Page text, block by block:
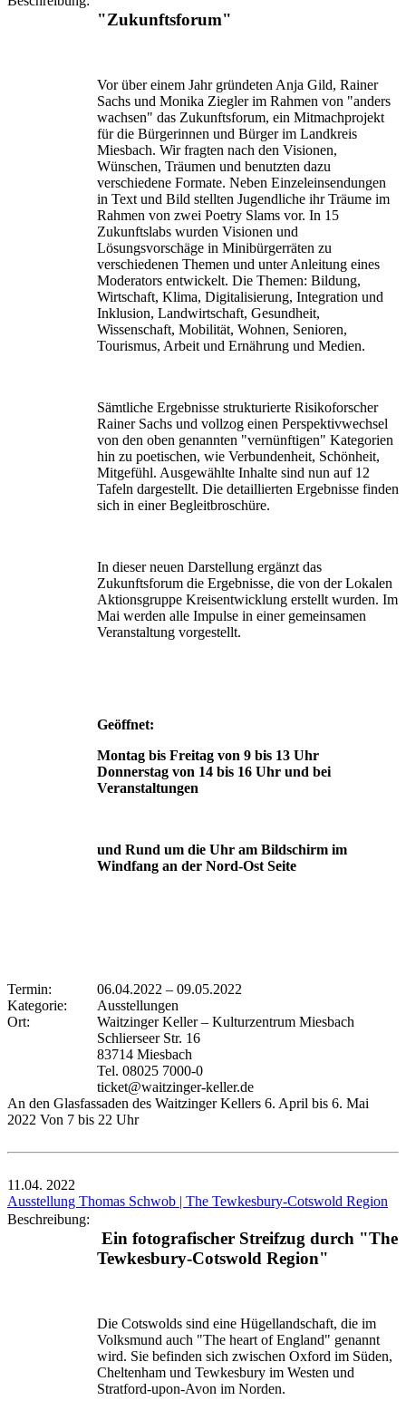
"Zukunftsforum"
Vor über einem Jahr gründeten Anja Gild, Rainer
Sachs und Monika Ziegler im Rahmen von "anders
wachsen" das Zukunftsforum, ein Mitmachprojekt
für die Bürgerinnen und Bürger im Landkreis
Miesbach. Wir fragten nach den Visionen,
Wünschen, Träumen und benutzten dazu
verschiedene Formate. Neben Einzeleinsendungen
in Text und Bild stellten Jugendliche ihr Träume im
Rahmen von zwei Poetry Slams vor. In 15
Zukunftslabs wurden Visionen und
Lösungsvorschäge in Minibürgerräten zu
verschiedenen Themen und unter Anleitung eines
Moderators entwickelt. Die Themen: Bildung,
Wirtschaft, Klima, Digitalisierung, Integration und
Inklusion, Landwirtschaft, Gesundheit,
Wissenschaft, Mobilität, Wohnen, Senioren,
Tourismus, Arbeit und Ernährung und Medien.
Sämtliche Ergebnisse strukturierte Risikoforscher
Rainer Sachs und vollzog einen Perspektivwechsel
von den oben genannten "vernünftigen" Kategorien
hin zu poetischen, wie Verbundenheit, Schönheit,
Mitgefühl. Ausgewählte Inhalte sind nun auf 12
Tafeln dargestellt. Die detaillierten Ergebnisse finden
sich in einer Begleitbroschüre.
In dieser neuen Darstellung ergänzt das
Zukunftsforum die Ergebnisse, die von der Lokalen
Aktionsgruppe Kreisentwicklung erstellt wurden. Im
Mai werden alle Impulse in einer gemeinsamen
Veranstaltung vorgestellt.
Geöffnet:
Montag bis Freitag von 9 bis 13 Uhr
Donnerstag von 14 bis 16 Uhr und bei
Veranstaltungen
und Rund um die Uhr am Bildschirm im
Windfang an der Nord-Ost Seite
Termin: 06.04.2022 – 09.05.2022
Kategorie:
Ausstellungen
Ort:
Waitzinger Keller – Kulturzentrum Miesbach
Schlierseer Str. 16
83714 Miesbach
Tel. 08025 7000-0
ticket@waitzinger-keller.de
An den Glasfassaden des Waitzinger Kellers 6. April bis 6. Mai
2022 Von 7 bis 22 Uhr
11.04. 2022
Ausstellung Thomas Schwob | The Tewkesbury-Cotswold Region
Beschreibung:
Ein fotografischer Streifzug durch "The
Tewkesbury-Cotswold Region"
Die Cotswolds sind eine Hügellandschaft, die im
Volksmund auch "The heart of England" genannt
wird. Sie befinden sich zwischen Oxford im Süden,
Cheltenham und Tewkesbury im Westen und
Stratford-upon-Avon im Norden.